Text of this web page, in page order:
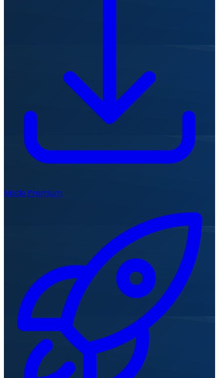
Mode Premium